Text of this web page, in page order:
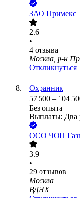
ЗАО Примекс
2.6
•
4 отзыва
Москва, р-н
Откликнуться
Охранник
57 500 – 104
Без опыта
Выплаты: Два
ООО ЧОП
3.9
•
29 отзывов
Москва
ВДНХ